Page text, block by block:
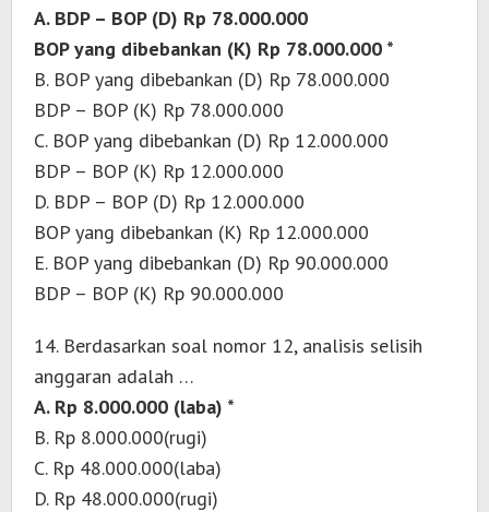
A. BDP – BOP (D) Rp 78.000.000
BOP yang dibebankan (K) Rp 78.000.000 *
B. BOP yang dibebankan (D) Rp 78.000.000
BDP – BOP (K) Rp 78.000.000
C. BOP yang dibebankan (D) Rp 12.000.000
BDP – BOP (K) Rp 12.000.000
D. BDP – BOP (D) Rp 12.000.000
BOP yang dibebankan (K) Rp 12.000.000
E. BOP yang dibebankan (D) Rp 90.000.000
BDP – BOP (K) Rp 90.000.000
14. Berdasarkan soal nomor 12, analisis selisih
anggaran adalah …
A. Rp 8.000.000 (laba) *
B. Rp 8.000.000(rugi)
C. Rp 48.000.000(laba)
D. Rp 48.000.000(rugi)